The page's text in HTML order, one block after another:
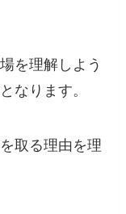
を理解しよう
なります。
取る理由を理